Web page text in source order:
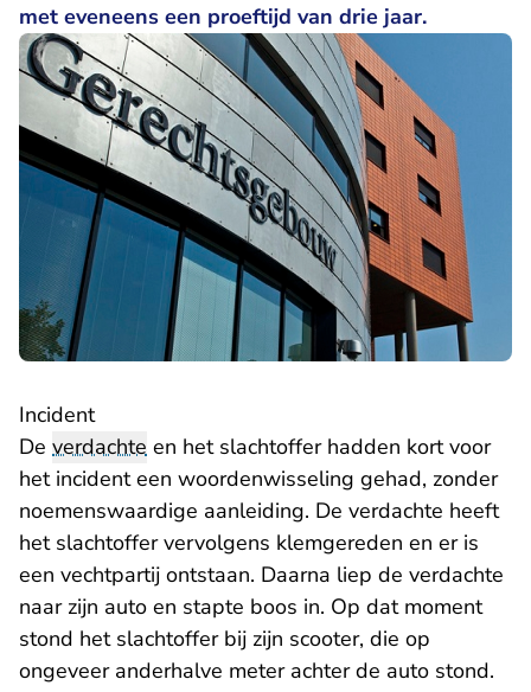
met eveneens een proeftijd van drie jaar.
Incident
De verdachte en het slachtoffer hadden kort voor
het incident een woordenwisseling gehad, zonder
noemenswaardige aanleiding. De verdachte heeft
het slachtoffer vervolgens klemgereden en er is
een vechtpartij ontstaan. Daarna liep de verdachte
naar zijn auto en stapte boos in. Op dat moment
stond het slachtoffer bij zijn scooter, die op
ongeveer anderhalve meter achter de auto stond.